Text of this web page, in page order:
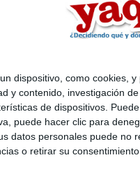
dispositivo, como cookies,
y contenido, investigación
de dispositivos.
puede hacer clic para
datos personales puede
o retirar su
Quiénes somos|
Politica de privacidad|
S.L.- Diego de León